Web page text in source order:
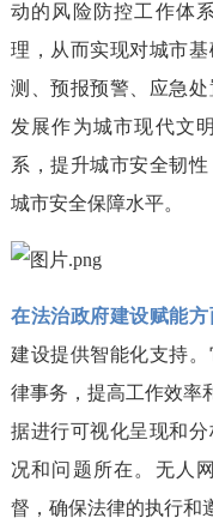
动的风险防控工作体
理，从而实现对城市
测、预报预警、应急
发展作为城市现代文
系，提升城市安全韧
城市安全保障水平。
在法治政府建设赋能方
建设提供智能化支持
律事务，提高工作效率
据进行可视化呈现和
况和问题所在。无人
督，确保法律的执行和